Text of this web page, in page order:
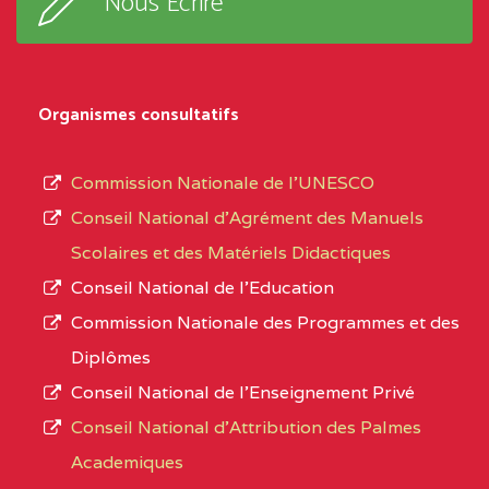
D'ENSEIGNEMENT
PROFESSIONNEL
(CEGEP) STE FOI BP
:4740 YAOUNDE
CENTRE
COLLEGE PANAFRICAIN
DE L'EXCELLENCE BP
CENTRE
COLLEGE PRIVE
type
L’offre
d’éducation
de
Organismes consultatifs
Commission Nationale de l’UNESCO
Conseil National d’Agrément des Manuels
Scolaires et des Matériels Didactiques
Conseil National de l’Education
Commission Nationale des Programmes et des
Diplômes
Conseil National de l’Enseignement Privé
Conseil National d'Attribution des Palmes
Academiques